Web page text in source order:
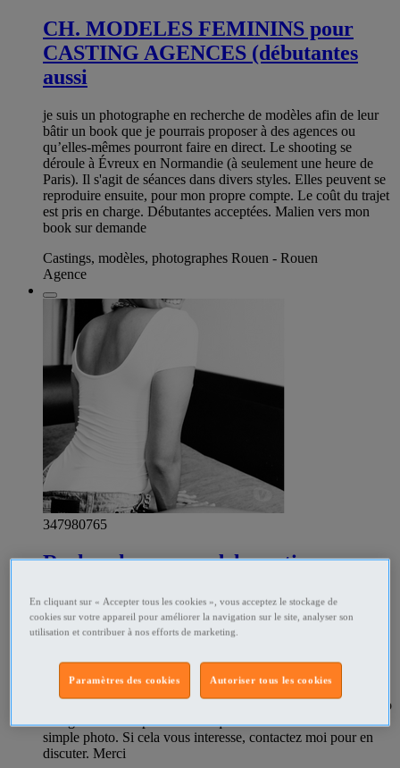
CH. MODELES FEMININS pour
CASTING AGENCES (débutantes
aussi
je suis un photographe en recherche de modèles afin de leur
bâtir un book que je pourrais proposer à des agences ou
qu’elles-mêmes pourront faire en direct. Le shooting se
déroule à Évreux en Normandie (à seulement une heure de
Paris). Il s'agit de séances dans divers styles. Elles peuvent se
reproduire ensuite, pour mon propre compte. Le coût du trajet
est pris en charge. Débutantes acceptées. Malien vers mon
book sur demande
Castings, modèles, photographes Rouen - Rouen
Agence
347980765
Recherche une modele motivee pour
Bonjour, Je suis un photographe amateur confirmé dans le 49
avec plus d'une centaine de shootings à mon actif. Je mets
voulant faire de la creation de contenu depuis les images
jusqu'à la stratégie de mise en ligne. C'est tres serieux et je
suis carré dans mes methodes, je peux aussi vous apporter bcp
d'originalité avec plein d'idées qui sortent de l'ordinaire de la
simple photo. Si cela vous interesse, contactez moi pour en
discuter. Merci
En cliquant sur « Accepter tous les cookies », vous acceptez le stockage de
cookies sur votre appareil pour améliorer la navigation sur le site, analyser son
utilisation et contribuer à nos efforts de marketing.
Autoriser tous les cookies
Paramètres des cookies